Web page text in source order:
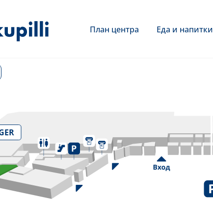
План центра Еда и напитки